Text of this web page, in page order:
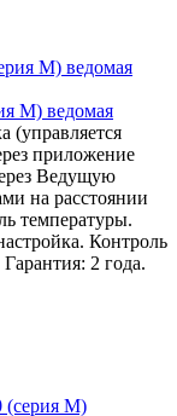
М) ведомая
(управляется
приложение
Ведущую
на расстоянии
температуры.
Контроль
2 года.